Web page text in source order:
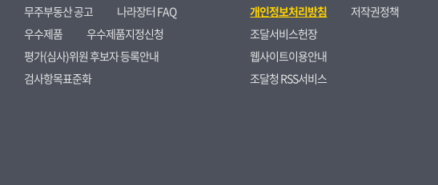
무주부동산 공고
나라장터 FAQ
우수제품
우수제품지정신청
평가(심사)위원 후보자 등록안내
검사항목표준화
개인정보처리방침
저작권정책
조달서비스헌장
웹사이트이용안내
조달청 RSS서비스